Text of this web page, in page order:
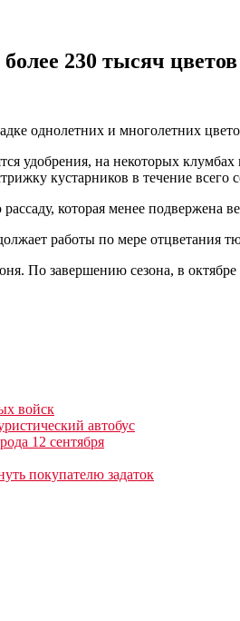
230 тысяч цветов
однолетних и многолетних
удобрения, на некоторых
кустарников в течение
которая менее
работы по мере отцветания
По завершению сезона, в
войск
автобус
12 сентября
покупателю задаток